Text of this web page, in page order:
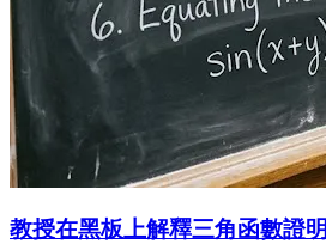
教授在黑板上解釋三角函數證明